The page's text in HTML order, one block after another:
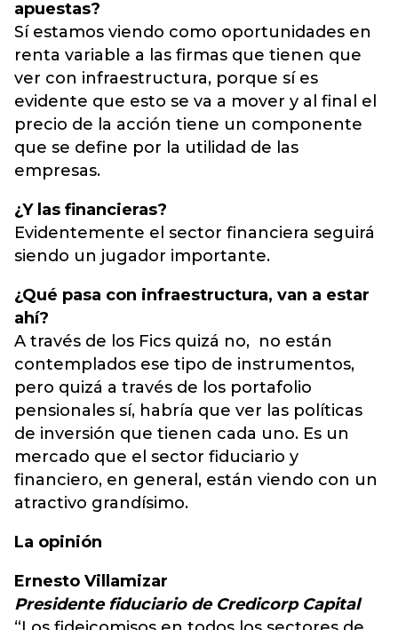
apuestas?
Sí estamos viendo como oportunidades en
renta variable a las firmas que tienen que
ver con infraestructura, porque sí es
evidente que esto se va a mover y al final el
precio de la acción tiene un componente
que se define por la utilidad de las
empresas.
¿Y las financieras?
Evidentemente el sector financiera seguirá
siendo un jugador importante.
¿Qué pasa con infraestructura, van a estar
ahí?
A través de los Fics quizá no, no están
contemplados ese tipo de instrumentos,
pero quizá a través de los portafolio
pensionales sí, habría que ver las políticas
de inversión que tienen cada uno. Es un
mercado que el sector fiduciario y
financiero, en general, están viendo con un
atractivo grandísimo.
La opinión
Ernesto Villamizar
Presidente fiduciario de Credicorp Capital